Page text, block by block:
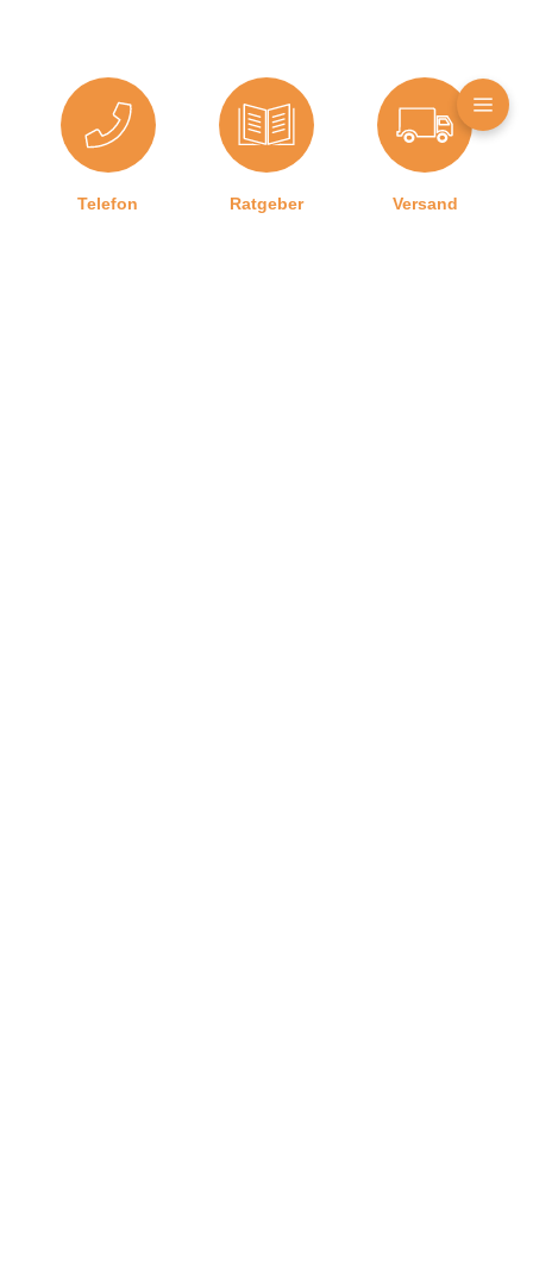
Telefon Ratgeber Versand